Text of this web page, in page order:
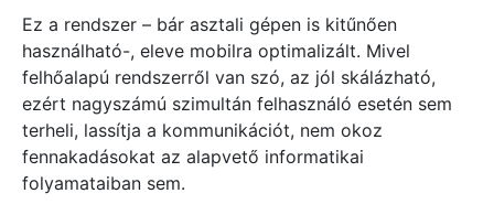
Ez a rendszer – bár asztali gépen is kitűnően
használható-, eleve mobilra optimalizált. Mivel
felhőalapú rendszerről van szó, az jól skálázható,
ezért nagyszámú szimultán felhasználó esetén sem
terheli, lassítja a kommunikációt, nem okoz
fennakadásokat az alapvető informatikai
folyamataiban sem.